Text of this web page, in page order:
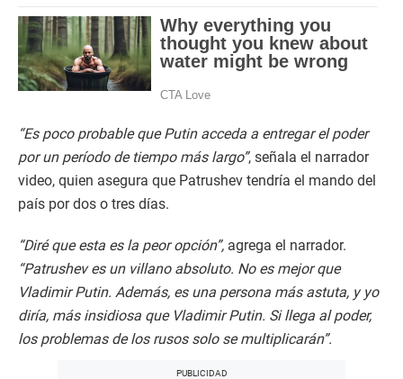
“Es poco probable que Putin acceda a entregar el poder
por un período de tiempo más largo”, señala el narrador
video, quien asegura que Patrushev tendría el mando del
país por dos o tres días.
“Diré que esta es la peor opción”, agrega el narrador.
“Patrushev es un villano absoluto. No es mejor que
Vladimir Putin. Además, es una persona más astuta, y yo
diría, más insidiosa que Vladimir Putin. Si llega al poder,
los problemas de los rusos solo se multiplicarán”.